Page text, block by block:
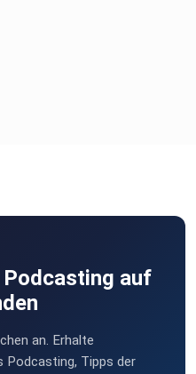
Podcasting auf
an. Erhalte
Podcasting, Tipps der